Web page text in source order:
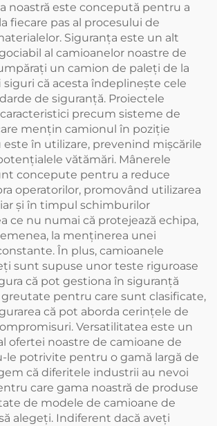
noastră este concepută pentru a
fiecare pas al procesului de
Siguranţa este un alt
al camioanelor noastre de
un camion de paleţi de la
că acesta îndeplineşte cele
de siguranţă. Proiectele
precum sisteme de
mențin camionul în poziție
în utilizare, prevenind mișcările
vătămări. Mânerele
concepute pentru a reduce
operatorilor, promovând utilizarea
și în timpul schimburilor
ce nu numai că protejează echipa,
la menținerea unei
În plus, camioanele
sunt supuse unor teste riguroase
că pot gestiona în siguranță
pentru care sunt clasificate,
că pot aborda cerințele de
Versatilitatea este un
ofertei noastre de camioane de
le potrivite pentru o gamă largă de
că diferitele industrii au nevoi
care gama noastră de produse
de modele de camioane de
alegeți. Indiferent dacă aveți